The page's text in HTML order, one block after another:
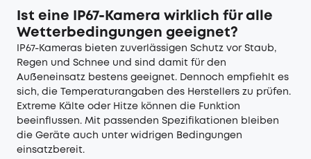
Ist eine IP67-Kamera wirklich für alle
Wetterbedingungen geeignet?
IP67-Kameras bieten zuverlässigen Schutz vor Staub,
Regen und Schnee und sind damit für den
Außeneinsatz bestens geeignet. Dennoch empfiehlt es
sich, die Temperaturangaben des Herstellers zu prüfen.
Extreme Kälte oder Hitze können die Funktion
beeinflussen. Mit passenden Spezifikationen bleiben
die Geräte auch unter widrigen Bedingungen
einsatzbereit.